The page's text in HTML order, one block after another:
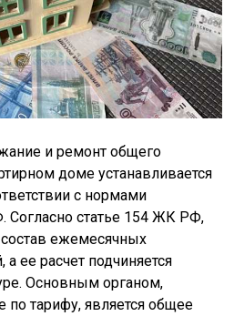
и ремонт общего
доме устанавливается
с нормами
статье 154 ЖК РФ,
состав ежемесячных
ее расчет подчиняется
Основным органом,
тарифу, является общее